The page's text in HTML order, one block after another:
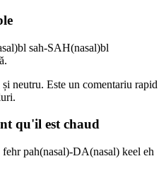
sah-SAH(nasal)bl
neutru. Este un comentariu rapid
qu'il est chaud
pah(nasal)-DA(nasal) keel eh